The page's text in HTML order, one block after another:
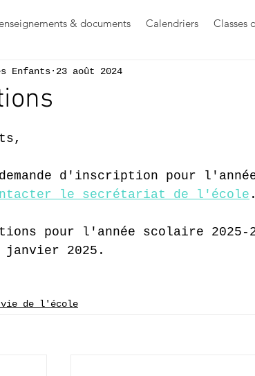
& documents Calendriers Classes
Enfants 23 août 2024
sur 5.
d'inscription pour
le secrétariat de l'école .
pour l'année scolaire 2025-
2025.
vie de l'école